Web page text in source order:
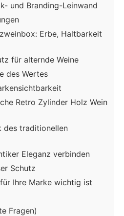
und Branding-Leinwand
Erbe, Haltbarkeit
für alternde Weine
des Wertes
Retro Zylinder Holz Wein
des traditionellen
Eleganz verbinden
Schutz
Ihre Marke wichtig ist
Fragen)